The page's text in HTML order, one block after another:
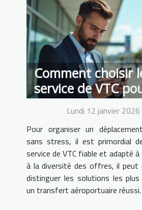
Comment choisir
service de VTC
transfertsLundi 12 janvier
Pour organiser un
sans stress, il est primordial
service de VTC fiable et adapté à
à la diversité des offres, il peut
distinguer les solutions les
un transfert aéroportuaire réussi.